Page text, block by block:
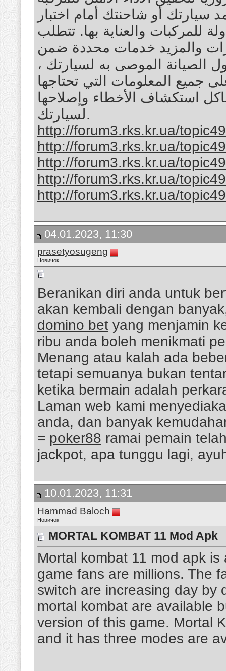
أو شاحنتك أمام اختبار
للمركبات والعناية بها. تتطلب
والمزيد خدمات محددة ضمن
الصيانة الموصى به لسيارتك ،
جميع المعلومات التي تحتاجها
استكشاف الأخطاء وإصلاحها
لسيارتك.
http://forum3.rks.kr.ua/
http://forum3.rks.kr.ua/
http://forum3.rks.kr.ua/
http://forum3.rks.kr.ua/
http://forum3.rks.kr.ua/
04.01.2023, 11:30
prasetyosugeng
Новичок
Beranikan diri anda untuk
akan kembali dengan
domino bet yang menjamin
ribu anda boleh menikmati
Menang atau kalah ada
tetapi semuanya bukan
ketika bermain adalah
Laman web kami
anda, dan banyak
= poker88 ramai pemain
jackpot, apa tunggu lagi,
10.01.2023, 11:31
Hammad Baloch
Новичок
MORTAL KOMBAT 11 Mod Apk
Mortal kombat 11 mod apk
game fans are millions. The
switch are increasing day by
mortal kombat are available
version of this game. Mortal
and it has three modes are